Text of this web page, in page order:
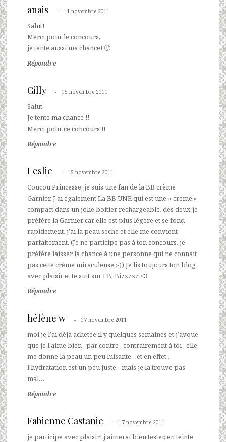
anais 14 novembre 2011
Salut!
Merci pour le concours,
je tente aussi ma chance! 🙂
Répondre
Gilly 15 novembre 2011
Salut,
Je tente ma chance !!
Merci pour ce concours !!
Répondre
Leslie 15 novembre 2011
Coucou Princesse, je suis une fan de la BB crème
Garnier, J’ai également La BB UNE qui est une « crème »
compact dans un jolie boitier rechargeable, des deux je
préfère la Garnier car elle est plus légère et se fond
rapidement, j’ai la peau sèche et elle me convient
parfaitement. (Je ne participe pas à ton concours, je
préfère laisser la chance à une personne qui ne connait
pas cette crème miraculeuse ;-)) Je lis toujours ton blog
avec plaisir et te suit sur FB, Bizzzzz <3
Répondre
hélène w 17 novembre 2011
moi je l’ai déjà achetée il y quelques semaines et j’avoue
que je l’aime bien , par contre , contrairement à toi , elle
me donne la peau un peu luisante…et en effet ,
l’hydratation est un peu juste…mais je la trouve pas
mal…
Répondre
Fabienne Castanie 17 novembre 2011
je participe avec plaisir! j’aimerai bien tester, en teinte